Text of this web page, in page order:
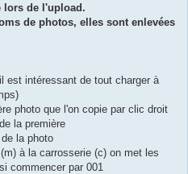
lors de l'upload.
de photos, elles sont enlevées
est intéressant de tout charger à
photo que l'on copie par clic droit
la première
la photo
à la carrosserie (c) on met les
commencer par 001